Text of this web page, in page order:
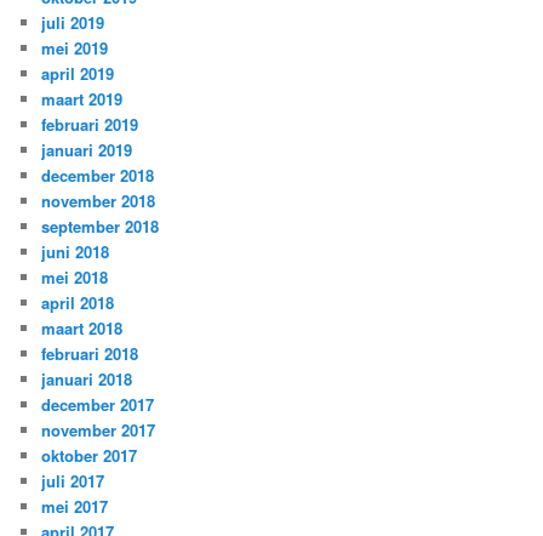
juli 2019
mei 2019
april 2019
maart 2019
februari 2019
januari 2019
december 2018
november 2018
september 2018
juni 2018
mei 2018
april 2018
maart 2018
februari 2018
januari 2018
december 2017
november 2017
oktober 2017
juli 2017
mei 2017